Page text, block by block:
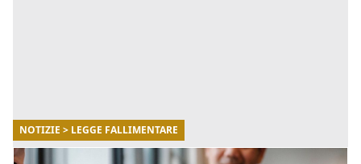
NOTIZIE > LEGGE FALLIMENTARE
16/03/2023